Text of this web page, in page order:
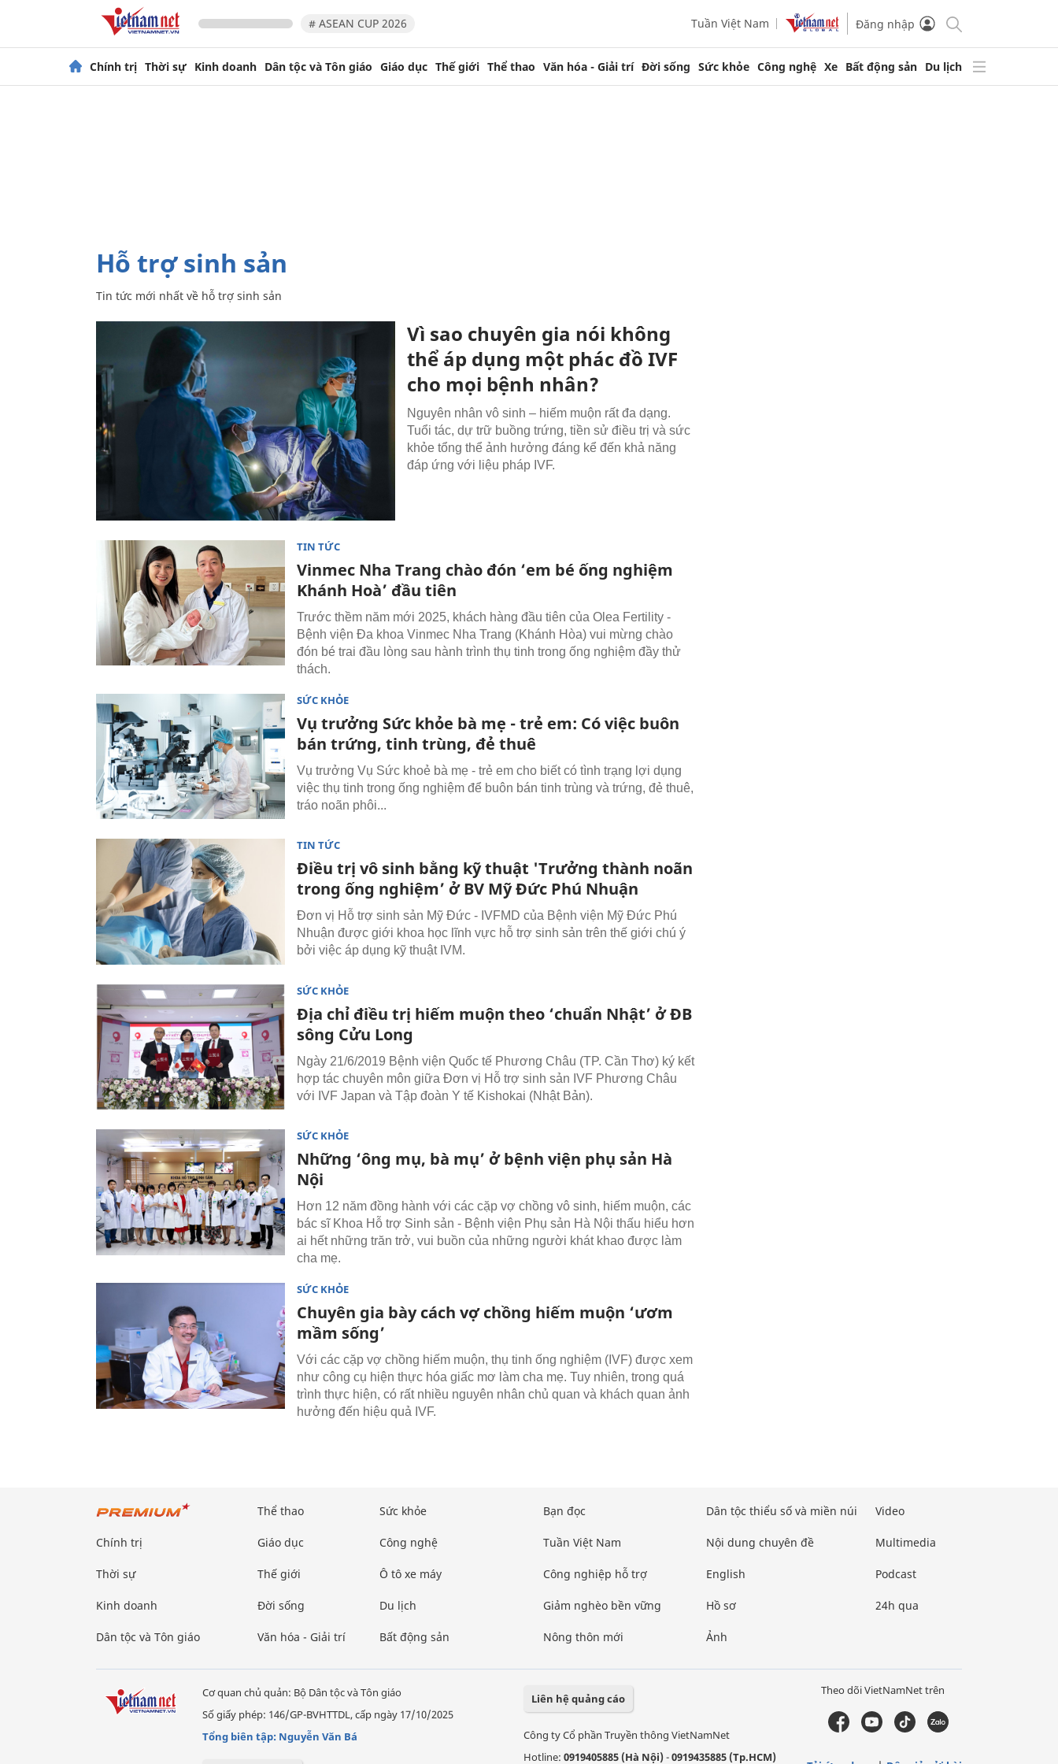
# ASEAN CUP 2026 Tuần Việt Nam Đăng nhập
Chính trị Thời sự Kinh doanh Dân tộc và Tôn giáo Giáo dục Thế giới Thể thao Văn hóa - Giải trí Đời sống Sức khỏe Công nghệ Xe Bất động sản Du lịch
hỗ trợ sinh sản
Tin tức mới nhất về hỗ trợ sinh sản
Vì sao chuyên gia nói không
thể áp dụng một phác đồ IVF
cho mọi bệnh nhân?
Nguyên nhân vô sinh – hiếm muộn rất đa dạng.
Tuổi tác, dự trữ buồng trứng, tiền sử điều trị và sức
khỏe tổng thể ảnh hưởng đáng kể đến khả năng
đáp ứng với liệu pháp IVF.
TIN TỨC
Vinmec Nha Trang chào đón ‘em bé ống nghiệm
Khánh Hoà’ đầu tiên
Trước thềm năm mới 2025, khách hàng đầu tiên của Olea Fertility -
Bệnh viện Đa khoa Vinmec Nha Trang (Khánh Hòa) vui mừng chào
đón bé trai đầu lòng sau hành trình thụ tinh trong ống nghiệm đầy thử
thách.
SỨC KHỎE
Vụ trưởng Sức khỏe bà mẹ - trẻ em: Có việc buôn
bán trứng, tinh trùng, đẻ thuê
Vụ trưởng Vụ Sức khoẻ bà mẹ - trẻ em cho biết có tình trạng lợi dụng
việc thụ tinh trong ống nghiệm để buôn bán tinh trùng và trứng, đẻ thuê,
tráo noãn phôi...
TIN TỨC
Điều trị vô sinh bằng kỹ thuật 'Trưởng thành noãn
trong ống nghiệm’ ở BV Mỹ Đức Phú Nhuận
Đơn vị Hỗ trợ sinh sản Mỹ Đức - IVFMD của Bệnh viện Mỹ Đức Phú
Nhuận được giới khoa học lĩnh vực hỗ trợ sinh sản trên thế giới chú ý
bởi việc áp dụng kỹ thuật IVM.
SỨC KHỎE
Địa chỉ điều trị hiếm muộn theo ‘chuẩn Nhật’ ở ĐB
sông Cửu Long
Ngày 21/6/2019 Bệnh viện Quốc tế Phương Châu (TP. Cần Thơ) ký kết
hợp tác chuyên môn giữa Đơn vị Hỗ trợ sinh sản IVF Phương Châu
với IVF Japan và Tập đoàn Y tế Kishokai (Nhật Bản).
SỨC KHỎE
Những ‘ông mụ, bà mụ’ ở bệnh viện phụ sản Hà
Nội
Hơn 12 năm đồng hành với các cặp vợ chồng vô sinh, hiếm muộn, các
bác sĩ Khoa Hỗ trợ Sinh sản - Bệnh viện Phụ sản Hà Nội thấu hiểu hơn
ai hết những trăn trở, vui buồn của những người khát khao được làm
cha mẹ.
SỨC KHỎE
Chuyên gia bày cách vợ chồng hiếm muộn ‘ươm
mầm sống’
Với các cặp vợ chồng hiếm muộn, thụ tinh ống nghiệm (IVF) được xem
như công cụ hiện thực hóa giấc mơ làm cha mẹ. Tuy nhiên, trong quá
trình thực hiện, có rất nhiều nguyên nhân chủ quan và khách quan ảnh
hưởng đến hiệu quả IVF.
Chính trị
Thời sự
Kinh doanh
Dân tộc và Tôn giáo
Thể thao
Giáo dục
Thế giới
Đời sống
Văn hóa - Giải trí
Sức khỏe
Công nghệ
Ô tô xe máy
Du lịch
Bất động sản
Bạn đọc
Tuần Việt Nam
Công nghiệp hỗ trợ
Giảm nghèo bền vững
Nông thôn mới
Dân tộc thiểu số và miền núi
Nội dung chuyên đề
English
Hồ sơ
Ảnh
Video
Multimedia
Podcast
24h qua
Cơ quan chủ quản: Bộ Dân tộc và Tôn giáo
Số giấy phép: 146/GP-BVHTTDL, cấp ngày 17/10/2025
Tổng biên tập: Nguyễn Văn Bá
Liên hệ quảng cáo
Công ty Cổ phần Truyền thông VietNamNet
Hotline: 0919405885 (Hà Nội)-0919435885 (Tp.HCM)
Theo dõi VietNamNet trên